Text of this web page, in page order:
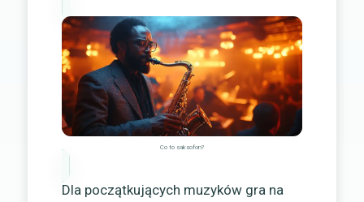
Co to saksofon?
Dla początkujących muzyków gra na